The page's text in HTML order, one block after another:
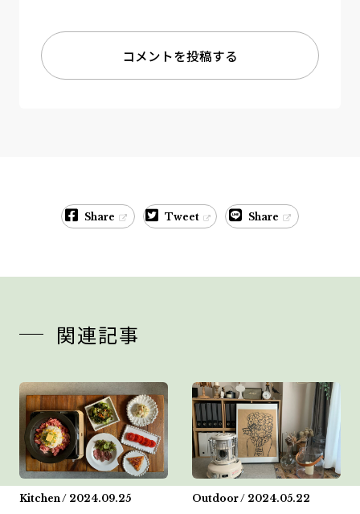
コメントを投稿する
Share Tweet Share
関連記事
Kitchen / 2024.09.25 Outdoor / 2024.05.22